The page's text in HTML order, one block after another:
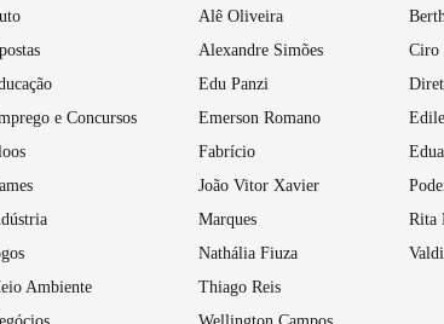
e Concursos
Ambiente
Alê Oliveira
Alexandre Simões
Edu Panzi
Emerson Romano
Fabrício
João Vitor Xavier
Marques
Nathália Fiuza
Thiago Reis
Ciro
Rita